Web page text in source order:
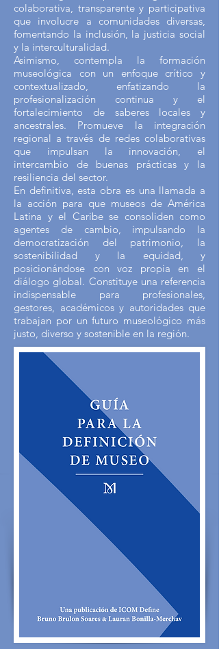
colaborativa, transparente y participativa
que involucre a comunidades diversas,
fomentando la inclusión, la justicia social
y la interculturalidad.
Asimismo, contempla la formación
museológica con un enfoque crítico y
contextualizado, enfatizando la
profesionalización continua y el
fortalecimiento de saberes locales y
ancestrales. Promueve la integración
regional a través de redes colaborativas
que impulsan la innovación, el
intercambio de buenas prácticas y la
resiliencia del sector.
En definitiva, esta obra es una llamada a
la acción para que museos de América
Latina y el Caribe se consoliden como
agentes de cambio, impulsando la
democratización del patrimonio, la
sostenibilidad y la equidad, y
posicionándose con voz propia en el
diálogo global. Constituye una referencia
indispensable para profesionales,
gestores, académicos y autoridades que
trabajan por un futuro museológico más
justo, diverso y sostenible en la región.